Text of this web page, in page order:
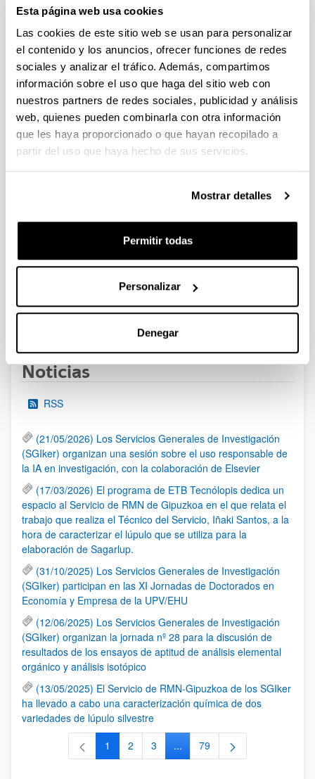
Esta página web usa cookies
Las cookies de este sitio web se usan para personalizar
el contenido y los anuncios, ofrecer funciones de redes
sociales y analizar el tráfico. Además, compartimos
información sobre el uso que haga del sitio web con
nuestros partners de redes sociales, publicidad y análisis
web, quienes pueden combinarla con otra información
que les haya proporcionado o que hayan recopilado a
partir del uso que haya hecho de sus servicios.
Mostrar detalles
Permitir todas
Personalizar
Denegar
Se ha publicado la propuesta de adjudicación
PIFG22/05: “Characterization of heterogeneous multilayered
materials by infrared thermography and localized transient
excitation-Application to thermal characterization during
additive manufacturing processes”
Trámite abierto (Plazo de presentación de solicitudes: 28/07/2022 -
18/08/2022 23:59)
Se ha publicado la propuesta de adjudicación
PIFG22/06: “Aportaciones al sistema de propulsión del
vehículo eléctrico. Optimización del control tolerante a fallos
imanes en modo debilitamiento de campo”
Trámite abierto (Plazo de presentación de solicitudes: 28/07/2022 -
Noticias
RSS
(21/05/2026) Los Servicios Generales de Investigación
(SGIker) organizan una sesión sobre el uso responsable de
la IA en investigación, con la colaboración de Elsevier
(17/03/2026) El programa de ETB Tecnólopis dedica un
espacio al Servicio de RMN de Gipuzkoa en el que relata el
trabajo que realiza el Técnico del Servicio, Iñaki Santos, a la
hora de caracterizar el lúpulo que se utiliza para la
elaboración de Sagarlup.
(31/10/2025) Los Servicios Generales de Investigación
(SGIker) participan en las XI Jornadas de Doctorados en
Economía y Empresa de la UPV/EHU
(12/06/2025) Los Servicios Generales de Investigación
(SGIker) organizan la jornada nº 28 para la discusión de
resultados de los ensayos de aptitud de análisis elemental
orgánico y análisis isotópico
(13/05/2025) El Servicio de RMN-Gipuzkoa de los SGIker
ha llevado a cabo una caracterización química de dos
variedades de lúpulo silvestre
Página
1 Página
2 Página
3 ...Páginas intermedias Use TAB
Página
79